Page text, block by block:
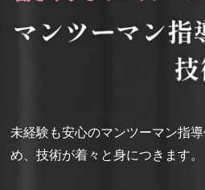
未経験も安心のマンツーマン指
め、技術が着々と身につきます。